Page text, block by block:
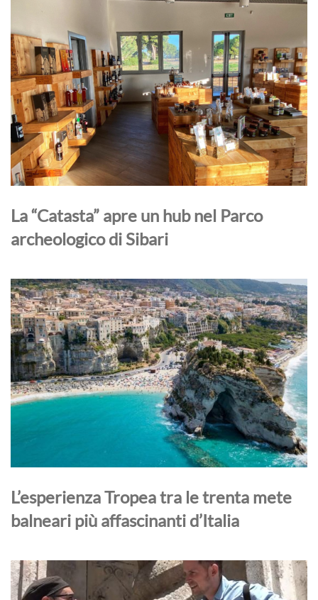
La “Catasta” apre un hub nel Parco
archeologico di Sibari
L’esperienza Tropea tra le trenta mete
balneari più affascinanti d’Italia